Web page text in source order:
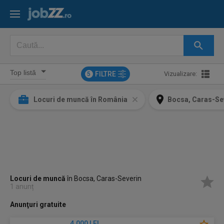
5 FILTRE Vizualizare:
Locuri de muncă în România Bocsa, Caras-
Locuri de muncăîn Bocsa, Caras-Severin
1 anunț
Anunţuri gratuite